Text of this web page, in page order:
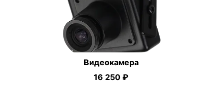
Видеокамера
16 250 ₽